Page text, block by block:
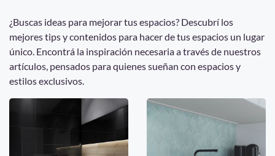
¿Buscas ideas para mejorar tus espacios? Descubrí los
mejores tips y contenidos para hacer de tus espacios un lugar
único. Encontrá la inspiración necesaria a través de nuestros
artículos, pensados para quienes sueñan con espacios y
estilos exclusivos.